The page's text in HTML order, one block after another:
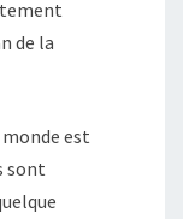
de la
est
sont